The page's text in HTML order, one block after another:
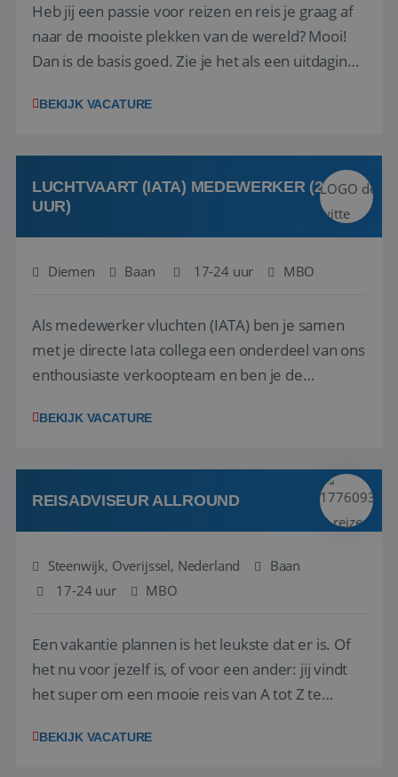
Heb jij een passie voor reizen en reis je graag af
naar de mooiste plekken van de wereld? Mooi!
Dan is de basis goed. Zie je het als een uitdaging
het samenstellen en boeken van de perfecte
deze onderdelen zijn nu samen gevoegd...
BEKIJK VACATURE
LUCHTVAART (IATA) MEDEWERKER (24-32
UUR)
Diemen Baan 17-24 uur MBO
Als medewerker vluchten (IATA) ben je samen
met je directe Iata collega een onderdeel van ons
enthousiaste verkoopteam en ben je de
en tarieven waar je collega’s niet uitkomen.
kwaliteitsbewaking van alles wat met IATA te m...
BEKIJK VACATURE
REISADVISEUR ALLROUND
Steenwijk, Overijssel, Nederland
Baan
17-24 uur
MBO
Een vakantie plannen is het leukste dat er is. Of
het nu voor jezelf is, of voor een ander: jij vindt
het super om een mooie reis van A tot Z te
vakantiegangers de meest prachtige plekjes op
BEKIJK VACATURE